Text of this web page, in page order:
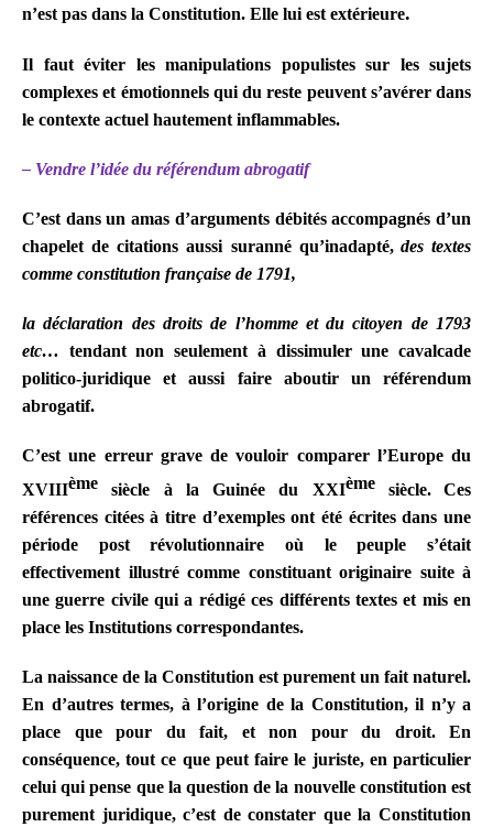
n’est pas dans la Constitution. Elle lui est extérieure.
Il faut éviter les manipulations populistes sur les sujets
complexes et émotionnels qui du reste peuvent s’avérer dans
le contexte actuel hautement inflammables.
– Vendre l’idée du référendum abrogatif
C’est dans un amas d’arguments débités accompagnés d’un
chapelet de citations aussi suranné qu’inadapté, des textes
comme constitution française de 1791,
la déclaration des droits de l’homme et du citoyen de 1793
etc… tendant non seulement à dissimuler une cavalcade
politico-juridique et aussi faire aboutir un référendum
abrogatif.
C’est une erreur grave de vouloir comparer l’Europe du
XVIIIème siècle à la Guinée du XXIèmesiècle.
Ces
références citées à titre d’exemples ont été écrites dans une
période post révolutionnaire où le peuple s’était
effectivement illustré comme constituant originaire suite à
une guerre civile qui a rédigé ces différents textes et mis en
place les Institutions correspondantes.
La naissance de la Constitution est purement un fait naturel.
En d’autres termes, à l’origine de la Constitution, il n’y a
place que pour du fait, et non pour du droit. En
conséquence, tout ce que peut faire le juriste, en particulier
celui qui pense que la question de la nouvelle constitution est
purement juridique, c’est de constater que la Constitution